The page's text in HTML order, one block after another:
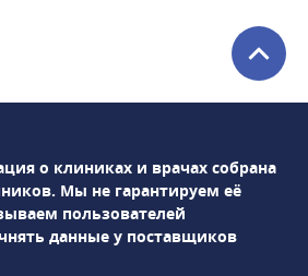
Доплерометрия• Нейросонография
пренатальный
у плода• Ведение
Репродуктология• Лабораторная
всё объясним,
о клиниках и врачах собрана
Мы не гарантируем её
пользователей
данные у поставщиков